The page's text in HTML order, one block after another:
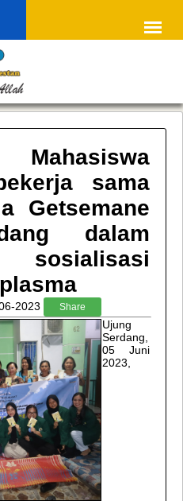
Mahasiswa
sama
Getsemane
dalam
sosialisasi
2023 Share
Ujung
Serdang,
05 Juni
2023,